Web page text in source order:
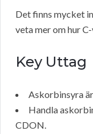
Det finns mycket
veta mer om hur
Key Uttag
Askorbinsyra
Handla
CDON.